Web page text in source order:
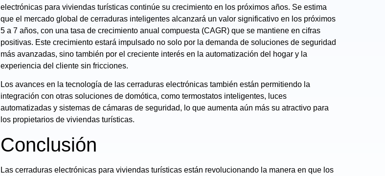
electrónicas para viviendas turísticas continúe su crecimiento en los próximos años. Se estima
que el mercado global de cerraduras inteligentes alcanzará un valor significativo en los próximos
5 a 7 años, con una tasa de crecimiento anual compuesta (CAGR) que se mantiene en cifras
positivas. Este crecimiento estará impulsado no solo por la demanda de soluciones de seguridad
más avanzadas, sino también por el creciente interés en la automatización del hogar y la
experiencia del cliente sin fricciones.
Los avances en la tecnología de las cerraduras electrónicas también están permitiendo la
integración con otras soluciones de domótica, como termostatos inteligentes, luces
automatizadas y sistemas de cámaras de seguridad, lo que aumenta aún más su atractivo para
los propietarios de viviendas turísticas.
Conclusión
Las cerraduras electrónicas para viviendas turísticas están revolucionando la manera en que los